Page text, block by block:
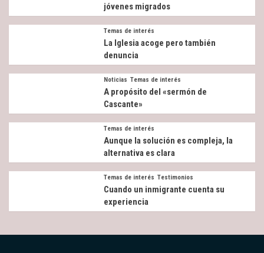
jóvenes migrados
Temas de interés
La Iglesia acoge pero también
denuncia
Noticias Temas de interés
A propósito del «sermón de
Cascante»
Temas de interés
Aunque la solución es compleja, la
alternativa es clara
Temas de interés Testimonios
Cuando un inmigrante cuenta su
experiencia